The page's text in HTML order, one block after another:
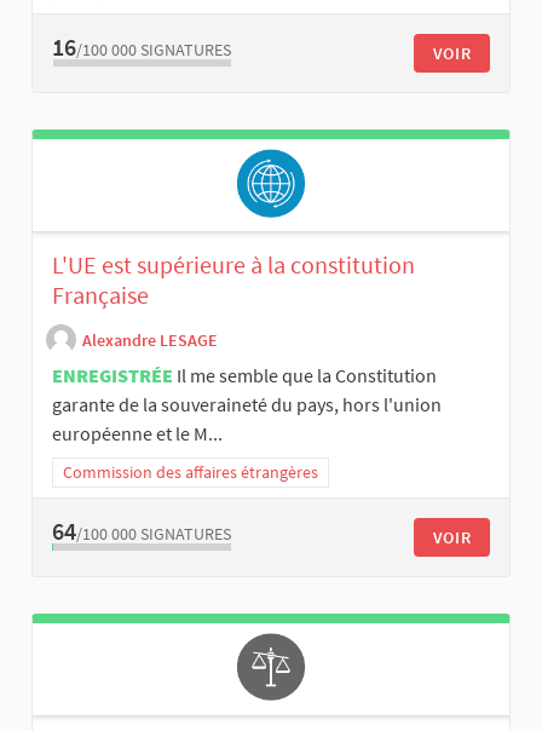
16/100 000 SIGNATURES VOIR
L'UE est supérieure à la constitution
Française
Alexandre LESAGE
ENREGISTRÉE Il me semble que la Constitution
garante de la souveraineté du pays, hors l'union
européenne et le M...
Commission des affaires étrangères
64/100 000 SIGNATURES VOIR